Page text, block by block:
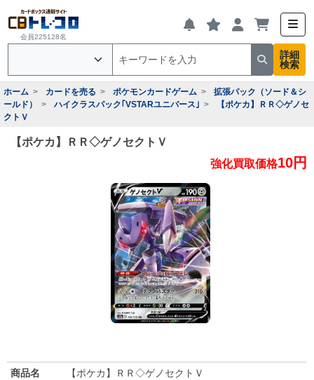
会員225128名
詳細
検索
ホーム カードを売る ポケモンカードゲーム
拡張パック（ソード＆シ
ールド）
ハイクラスパック｢VSTARユニバース｣
【ポケカ】ＲＲ◇ゲノセ
クトＶ
【ポケカ】ＲＲ◇ゲノセクトＶ
強化買取価格10円
商品名
【ポケカ】ＲＲ◇ゲノセクトＶ